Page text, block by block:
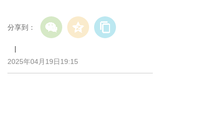
分享到：
|
2025年04月19日19:15